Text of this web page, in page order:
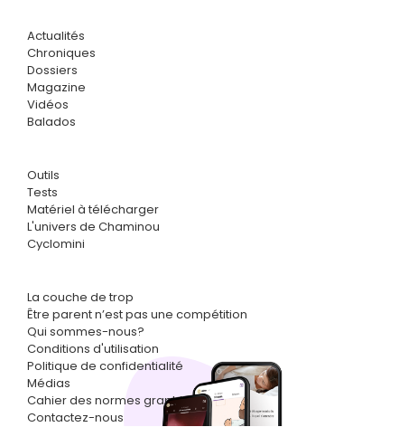
Actualités
Chroniques
Dossiers
Magazine
Vidéos
Balados
Outils
Tests
Matériel à télécharger
L'univers de Chaminou
Cyclomini
La couche de trop
Être parent n’est pas une compétition
Qui sommes-nous?
Conditions d'utilisation
Politique de confidentialité
Médias
Cahier des normes graphiques
Contactez-nous